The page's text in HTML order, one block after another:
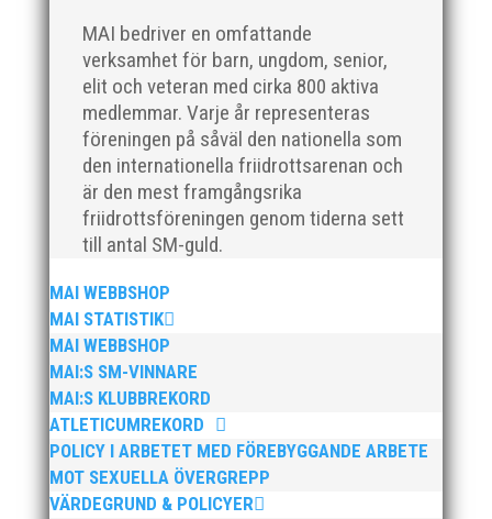
MAI bedriver en omfattande
verksamhet för barn, ungdom, senior,
elit och veteran med cirka 800 aktiva
medlemmar. Varje år representeras
föreningen på såväl den nationella som
den internationella friidrottsarenan och
är den mest framgångsrika
friidrottsföreningen genom tiderna sett
till antal SM-guld.
MAI WEBBSHOP
MAI STATISTIK
MAI WEBBSHOP
MAI:S SM-VINNARE
MAI:S KLUBBREKORD
ATLETICUMREKORD
POLICY I ARBETET MED FÖREBYGGANDE ARBETE
MOT SEXUELLA ÖVERGREPP
VÄRDEGRUND & POLICYER
I helgen anordnades Malmö Indoor Challenge i
Atleticum, en av MAI:s egna inomhusarrangemang
och med ungdom, senior och veterantävling i
friidrott. De allra yngsta var med på ”Prova-På-
Tävling". Det blev en härlig tävlingshelg med många
fina resultat med över 1650...
Efter en noggrann och lång rekryteringsprocess är vi
glada att kunna välkomna vår nya klubbdirektör,
Peter Karlsson, till vårt team. Med hans tidigare
erfarenhet och expertis från sina fyra år som
klubbchef på IF Kville i Göteborg är vi övertygade om
att han kommer...